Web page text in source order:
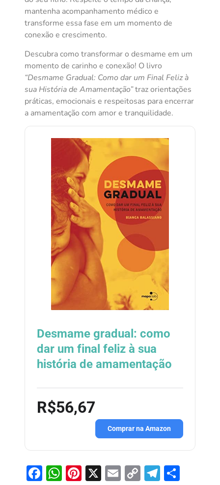
mantenha acompanhamento médico e
transforme essa fase em um momento de
conexão e crescimento.
Descubra como transformar o desmame em um
momento de carinho e conexão! O livro
“Desmame Gradual: Como dar um Final Feliz à
sua História de Amamentação”traz orientações
práticas, emocionais e respeitosas para encerrar
a amamentação com amor e tranquilidade.
Desmame gradual: como
dar um final feliz à sua
história de amamentação
R$56,67
Comprar na Amazon
Facebook
WhatsApp
Pinterest
X EmailCopy